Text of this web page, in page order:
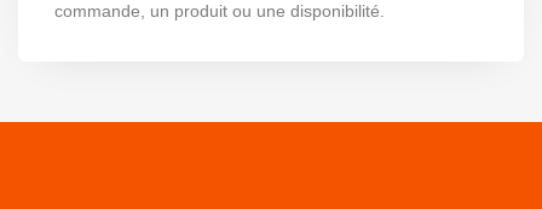
commande, un produit ou une disponibilité.